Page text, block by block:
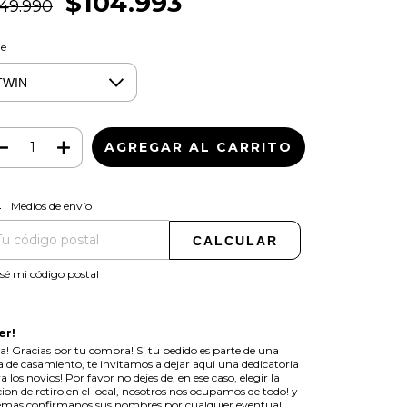
para el CP:
Medios de envío
CALCULAR
mi código postal
Gracias por tu compra! Si tu pedido es parte de una
de casamiento, te invitamos a dejar aqui una dedicatoria
los novios! Por favor no dejes de, en ese caso, elegir la
de retiro en el local, nosotros nos ocupamos de todo! y